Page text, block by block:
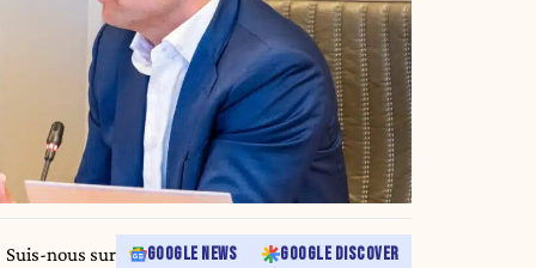
Suis-nous sur GOOGLE NEWS GOOGLE DISCOVER